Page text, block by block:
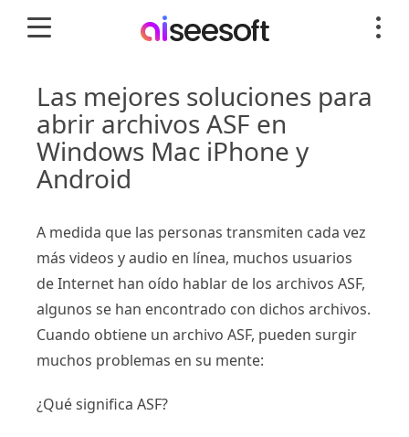
Las mejores soluciones para
abrir archivos ASF en
Windows Mac iPhone y
Android
A medida que las personas transmiten cada vez
más videos y audio en línea, muchos usuarios
de Internet han oído hablar de los archivos ASF,
algunos se han encontrado con dichos archivos.
Cuando obtiene un archivo ASF, pueden surgir
muchos problemas en su mente:
¿Qué significa ASF?